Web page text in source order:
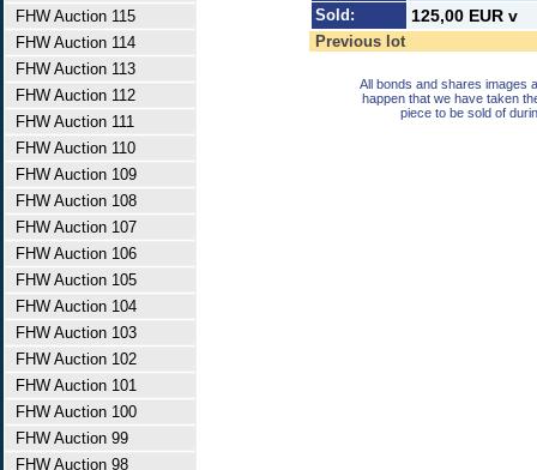
FHW Auction 115
FHW Auction 114
FHW Auction 113
FHW Auction 112
FHW Auction 111
FHW Auction 110
FHW Auction 109
FHW Auction 108
FHW Auction 107
FHW Auction 106
FHW Auction 105
FHW Auction 104
FHW Auction 103
FHW Auction 102
FHW Auction 101
FHW Auction 100
FHW Auction 99
FHW Auction 98
Sold: 125,00 EUR v
Previous lot
All bonds and shares images
happen that we have taken
piece to be sold of